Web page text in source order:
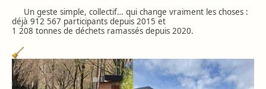
Un geste simple, collectif… qui change vraiment les choses :
déjà 912 567 participants depuis 2015 et
1 208 tonnes de déchets ramassés depuis 2020.